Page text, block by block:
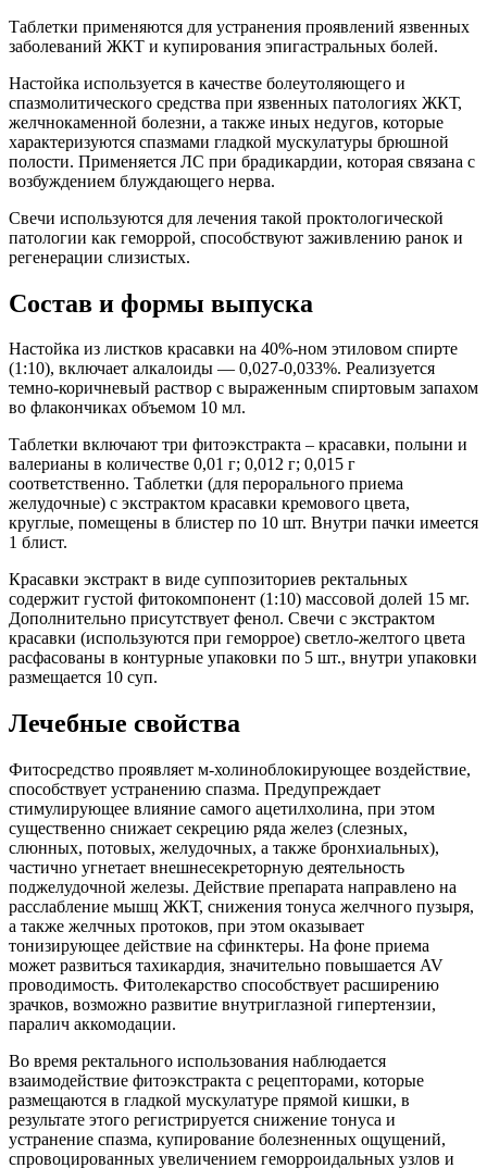
Таблетки применяются для устранения проявлений язвенных
заболеваний ЖКТ и купирования эпигастральных болей.
Настойка используется в качестве болеутоляющего и
спазмолитического средства при язвенных патологиях ЖКТ,
желчнокаменной болезни, а также иных недугов, которые
характеризуются спазмами гладкой мускулатуры брюшной
полости. Применяется ЛС при брадикардии, которая связана с
возбуждением блуждающего нерва.
Свечи используются для лечения такой проктологической
патологии как геморрой, способствуют заживлению ранок и
регенерации слизистых.
Состав и формы выпуска
Настойка из листков красавки на 40%-ном этиловом спирте
(1:10), включает алкалоиды — 0,027-0,033%. Реализуется
темно-коричневый раствор с выраженным спиртовым запахом
во флакончиках объемом 10 мл.
Таблетки включают три фитоэкстракта – красавки, полыни и
валерианы в количестве 0,01 г; 0,012 г; 0,015 г
соответственно. Таблетки (для перорального приема
желудочные) с экстрактом красавки кремового цвета,
круглые, помещены в блистер по 10 шт. Внутри пачки имеется
1 блист.
Красавки экстракт в виде суппозиториев ректальных
содержит густой фитокомпонент (1:10) массовой долей 15 мг.
Дополнительно присутствует фенол. Свечи с экстрактом
красавки (используются при геморрое) светло-желтого цвета
расфасованы в контурные упаковки по 5 шт., внутри упаковки
размещается 10 суп.
Лечебные свойства
Фитосредство проявляет м-холиноблокирующее воздействие,
способствует устранению спазма. Предупреждает
стимулирующее влияние самого ацетилхолина, при этом
существенно снижает секрецию ряда желез (слезных,
слюнных, потовых, желудочных, а также бронхиальных),
частично угнетает внешнесекреторную деятельность
поджелудочной железы. Действие препарата направлено на
расслабление мышц ЖКТ, снижения тонуса желчного пузыря,
а также желчных протоков, при этом оказывает
тонизирующее действие на сфинктеры. На фоне приема
может развиться тахикардия, значительно повышается AV
проводимость. Фитолекарство способствует расширению
зрачков, возможно развитие внутриглазной гипертензии,
паралич аккомодации.
Во время ректального использования наблюдается
взаимодействие фитоэкстракта с рецепторами, которые
размещаются в гладкой мускулатуре прямой кишки, в
результате этого регистрируется снижение тонуса и
устранение спазма, купирование болезненных ощущений,
спровоцированных увеличением геморроидальных узлов и